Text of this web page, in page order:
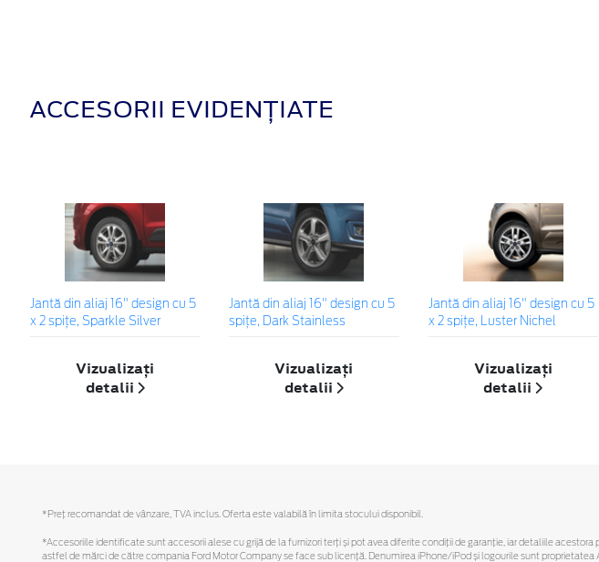
ACCESORII EVIDENȚIATE
Jantă din aliaj 16" design cu 5
x 2 spițe, Sparkle Silver
Vizualizați
detalii
Jantă din aliaj 16" design cu 5
spițe, Dark Stainless
Vizualizați
detalii
Jantă din aliaj 16" design cu 5
x 2 spițe, Luster Nichel
Vizualizați
detalii
*Preţ recomandat de vânzare, TVA inclus. Oferta este valabilă în limita stocului disponibil.
*Accesoriile identificate sunt accesorii alese cu grijă de la furnizori terți și pot avea diferite condiții de garanție, iar detaliile
astfel de mărci de către compania Ford Motor Company se face sub licență. Denumirea iPhone/iPod și logourile sunt